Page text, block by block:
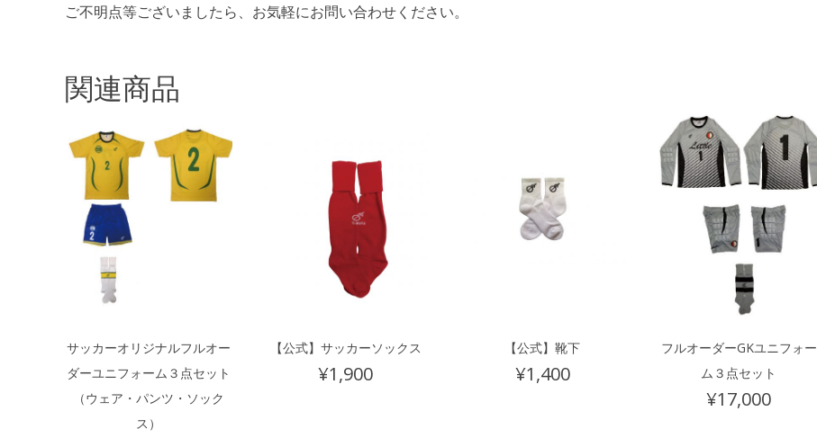
ご不明点等ございましたら、お気軽にお問い合わせください。
関連商品
サッカーオリジナルフルオー
ダーユニフォーム３点セット
（ウェア・パンツ・ソック
ス）
【公式】サッカーソックス
¥1,900
【公式】靴下
¥1,400
フルオーダーGKユニフォー
ム３点セット
¥17,000